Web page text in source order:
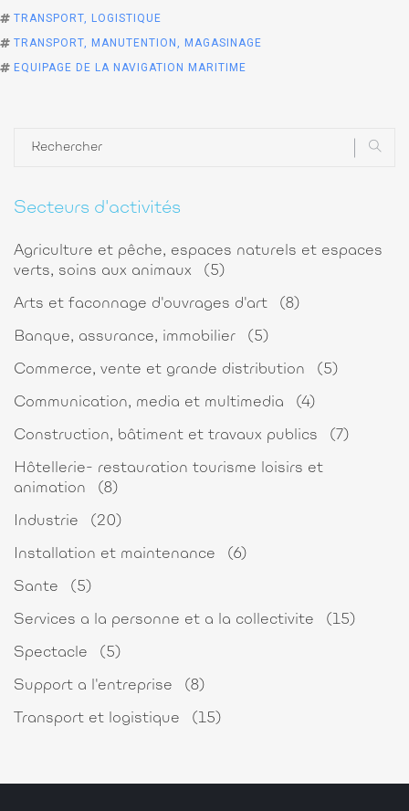
TRANSPORT, LOGISTIQUE
TRANSPORT, MANUTENTION, MAGASINAGE
EQUIPAGE DE LA NAVIGATION MARITIME
Secteurs d'activités
Agriculture et pêche, espaces naturels et espaces
verts, soins aux animaux
(5)
Arts et faconnage d'ouvrages d'art (8)
Banque, assurance, immobilier (5)
Commerce, vente et grande distribution (5)
Communication, media et multimedia (4)
Construction, bâtiment et travaux publics (7)
Hôtellerie- restauration tourisme loisirs et
animation
(8)
Industrie (20)
Installation et maintenance (6)
Sante (5)
Services a la personne et a la collectivite (15)
Spectacle (5)
Support a l'entreprise (8)
Transport et logistique (15)